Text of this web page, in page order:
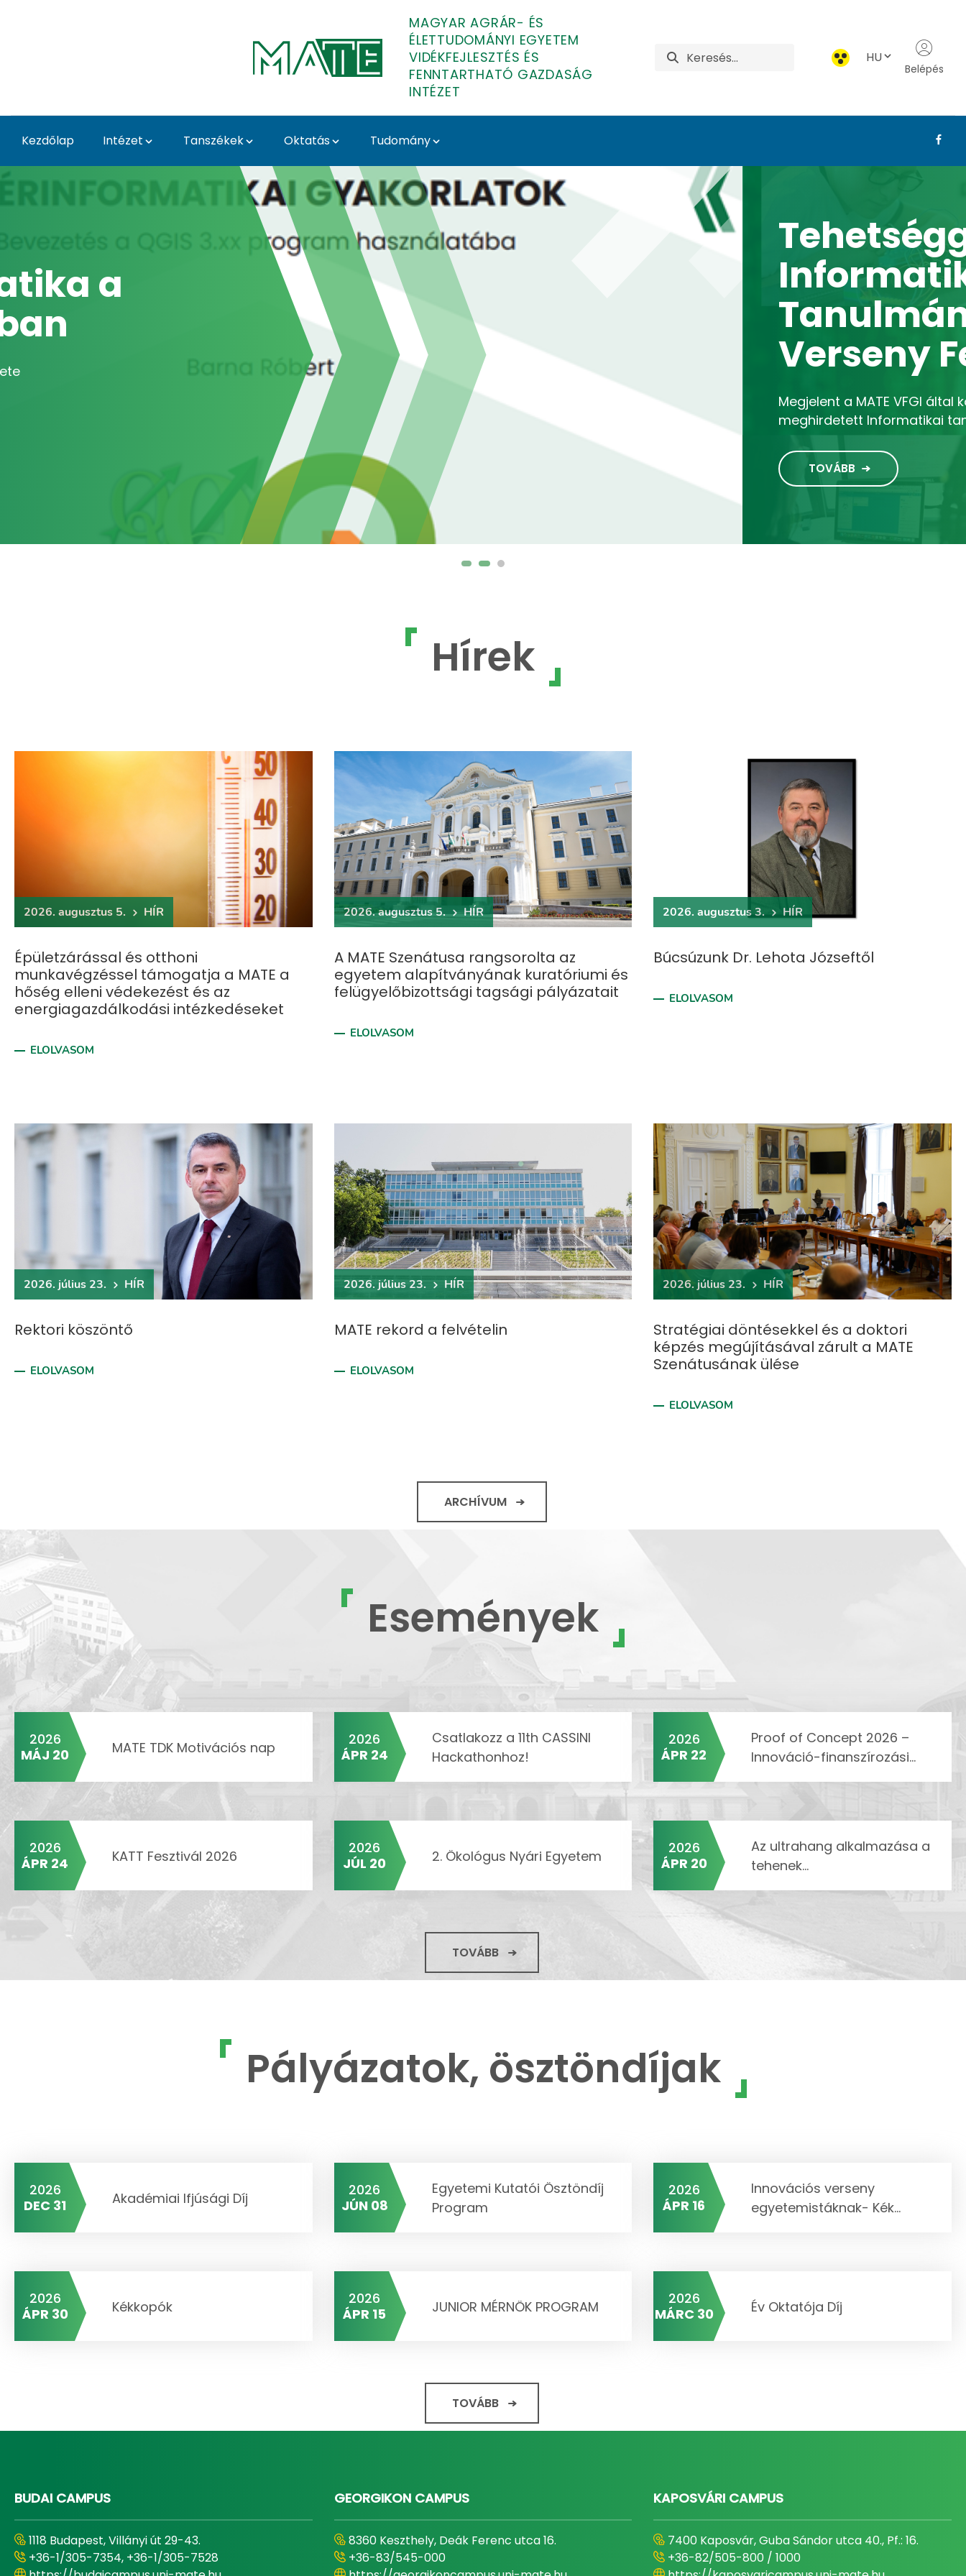
MAGYAR AGRÁR- ÉS
ÉLETTUDOMÁNYI EGYETEM
VIDÉKFEJLESZTÉS ÉS
FENNTARTHATÓ GAZDASÁG
INTÉZET
HU
Belépés
Kezdőlap Intézet Tanszékek Oktatás Tudomány
Home - Vidékfejlesztés és Fenntartható Gazdaság Intézet
Tehetséggondozó
Informatikai
Tanulmányi
Verseny Felhívás
Megjelent a MATE VFGI által középiskolás diákok számára
meghirdetett Informatikai tanulmányi verseny felhívása.
Hírek
2026. augusztus 5. HÍR
Épületzárással és otthoni
munkavégzéssel támogatja a MATE a
hőség elleni védekezést és az
energiagazdálkodási intézkedéseket
ELOLVASOM
2026. augusztus 5. HÍR
A MATE Szenátusa rangsorolta az
egyetem alapítványának kuratóriumi és
felügyelőbizottsági tagsági pályázatait
ELOLVASOM
2026. augusztus 3. HÍR
Búcsúzunk Dr. Lehota Józseftől
ELOLVASOM
2026. július 23. HÍR
Rektori köszöntő
ELOLVASOM
2026. július 23. HÍR
MATE rekord a felvételin
ELOLVASOM
2026. július 23. HÍR
Stratégiai döntésekkel és a doktori
képzés megújításával zárult a MATE
Szenátusának ülése
ELOLVASOM
ARCHÍVUM
Események
2026
MÁJ 20
MATE TDK Motivációs nap
2026
ÁPR 24
Csatlakozz a 11th CASSINI
Hackathonhoz!
2026
ÁPR 22
Proof of Concept 2026 –
Innováció-finanszírozási...
2026
ÁPR 24
KATT Fesztivál 2026
2026
JÚL 20
2. Ökológus Nyári Egyetem
2026
ÁPR 20
Az ultrahang alkalmazása a
tehenek...
TOVÁBB
Pályázatok, ösztöndíjak
2026
DEC 31
Akadémiai Ifjúsági Díj
2026
JÚN 08
Egyetemi Kutatói Ösztöndíj
Program
2026
ÁPR 16
Innovációs verseny
egyetemistáknak- Kék...
2026
ÁPR 30
Kékkopók
2026
ÁPR 15
JUNIOR MÉRNÖK PROGRAM
2026
MÁRC 30
Év Oktatója Díj
TOVÁBB
BUDAI CAMPUS
1118 Budapest, Villányi út 29-43.
+36-1/305-7354, +36-1/305-7528
GEORGIKON CAMPUS
8360 Keszthely, Deák Ferenc utca 16.
+36-83/545-000
KAPOSVÁRI CAMPUS
7400 Kaposvár, Guba Sándor utca 40., Pf.: 16.
+36-82/505-800 / 1000